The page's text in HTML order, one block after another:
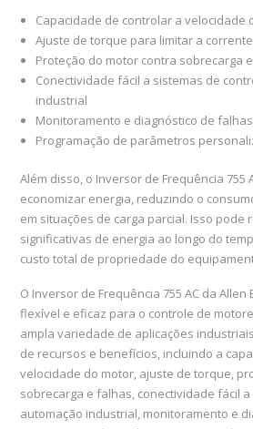
Capacidade de controlar a velocidade
Ajuste de torque para limitar a
Proteção do motor contra sobrecarga
Conectividade fácil a sistemas de
industrial
Monitoramento e diagnóstico de falhas
Programação de parâmetros
Além disso, o Inversor de Frequência 755
economizar energia, reduzindo o
em situações de carga parcial. Isso pode
significativas de energia ao longo do
custo total de propriedade do
O Inversor de Frequência 755 AC da
flexível e eficaz para o controle de
ampla variedade de aplicações
de recursos e benefícios, incluindo a
velocidade do motor, ajuste de torque,
sobrecarga e falhas, conectividade fácil
automação industrial, monitoramento e